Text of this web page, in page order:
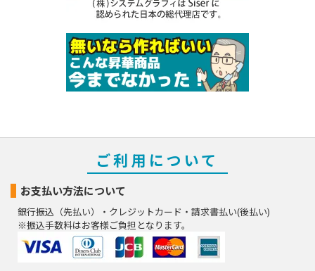
ご利用について
お支払い方法について
銀行振込（先払い）・クレジットカード・請求書払い(後払い)
※振込手数料はお客様ご負担となります。